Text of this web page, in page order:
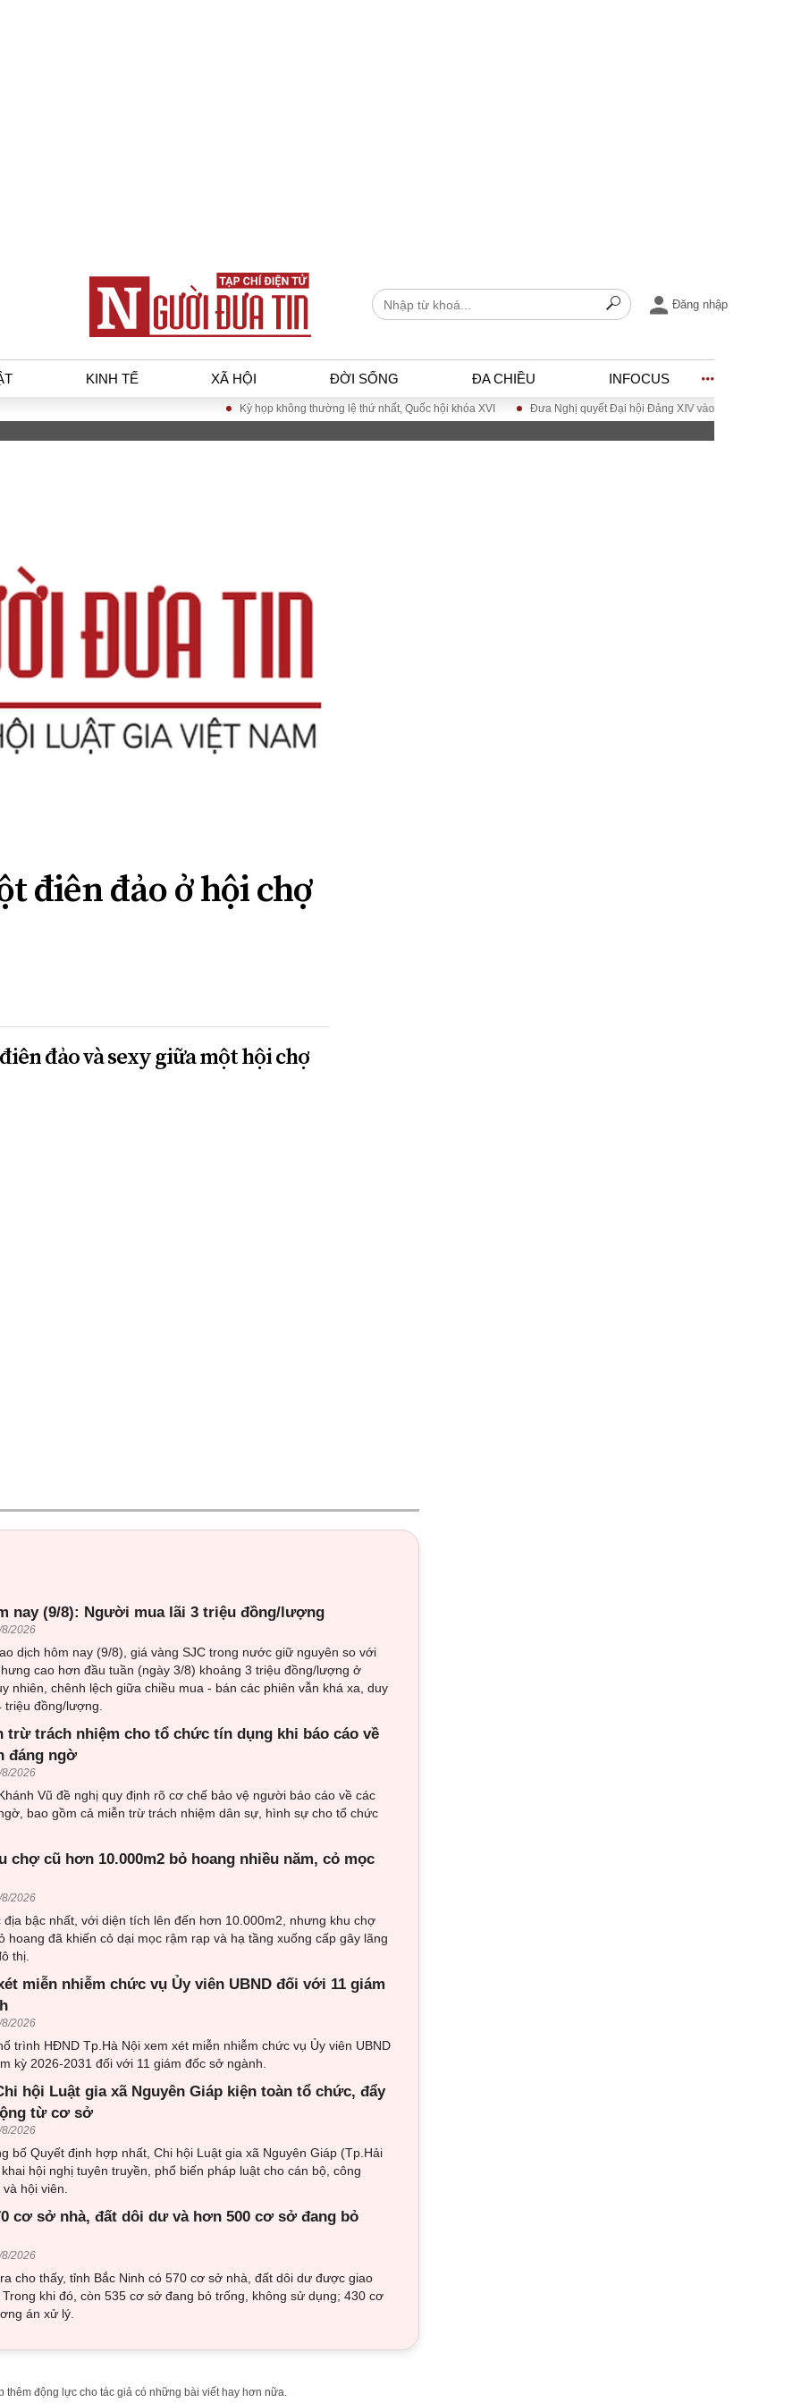
Đăng nhập
KINH TẾ XÃ HỘI ĐỜI SỐNG ĐA CHIỀU INFOCUS
dân
Hình sự
KINH TẾ
nghiệp
Tiêu dùng và dư
luận
Công nghệ
XÃ HỘI ĐỜI SỐNG
Kỳ họp không thường lệ thứ nhất, Quốc hội khóa XVI Đưa Nghị quyết Đại hội Đảng XIV vào cuộc sống
điên đảo ở hội chợ
đảo và sexy giữa một hội chợ
nay (9/8): Người mua lãi 3 triệu đồng/lượng
2026
dịch hôm nay (9/8), giá vàng SJC trong nước giữ nguyên so với
cao hơn đầu tuần (ngày 3/8) khoảng 3 triệu đồng/lượng ở
nhiên, chênh lệch giữa chiều mua - bán các phiên vẫn khá xa, duy
đồng/lượng.
trừ trách nhiệm cho tổ chức tín dụng khi báo cáo về
đáng ngờ
2026
Vũ đề nghị quy định rõ cơ chế bảo vệ người báo cáo về các
bao gồm cả miễn trừ trách nhiệm dân sự, hình sự cho tổ chức
chợ cũ hơn 10.000m2 bỏ hoang nhiều năm, cỏ mọc
2026
bậc nhất, với diện tích lên đến hơn 10.000m2, nhưng khu chợ
hoang đã khiến cỏ dại mọc rậm rạp và hạ tầng xuống cấp gây lãng
thị.
miễn nhiễm chức vụ Ủy viên UBND đối với 11 giám
2026
trình HĐND Tp.Hà Nội xem xét miễn nhiễm chức vụ Ủy viên UBND
kỳ 2026-2031 đối với 11 giám đốc sở ngành.
hội Luật gia xã Nguyên Giáp kiện toàn tổ chức, đẩy
từ cơ sở
2026
bố Quyết định hợp nhất, Chi hội Luật gia xã Nguyên Giáp (Tp.Hải
hội nghị tuyên truyền, phổ biến pháp luật cho cán bộ, công
hội viên.
cơ sở nhà, đất dôi dư và hơn 500 cơ sở đang bỏ
2026
cho thấy, tỉnh Bắc Ninh có 570 cơ sở nhà, đất dôi dư được giao
khi đó, còn 535 cơ sở đang bỏ trống, không sử dụng; 430 cơ
án xử lý.
động lực cho tác giả có những bài viết hay hơn nữa.